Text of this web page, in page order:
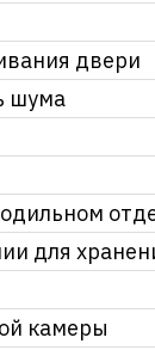
двери
шума
для
камеры